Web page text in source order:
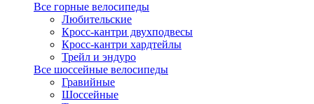
Все горные велосипеды
Любительские
Кросс-кантри двухподвесы
Кросс-кантри хардтейлы
Трейл и эндуро
Все шоссейные велосипеды
Гравийные
Шоссейные